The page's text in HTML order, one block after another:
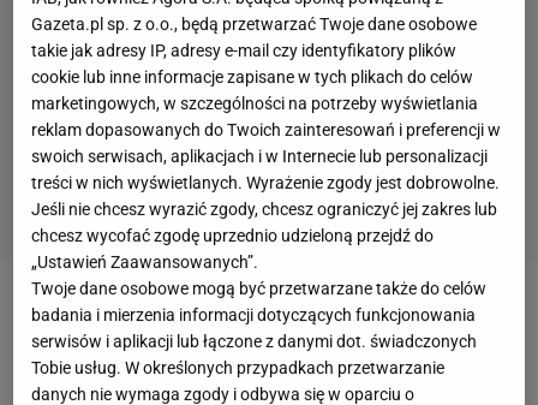
- Oto zespoły, których grę zamierzam śledzić na
mistrzostwach świata. Nie typuję zwycięzców,
przedstawiam wyłącznie te drużyny, które mam
Gazeta.pl sp. z o.o., będą przetwarzać Twoje dane osobowe
takie jak adresy IP, adresy e-mail czy identyfikatory plików
cookie lub inne informacje zapisane w tych plikach do celów
marketingowych, w szczególności na potrzeby wyświetlania
reklam dopasowanych do Twoich zainteresowań i preferencji w
swoich serwisach, aplikacjach i w Internecie lub personalizacji
treści w nich wyświetlanych. Wyrażenie zgody jest dobrowolne.
Jeśli nie chcesz wyrazić zgody, chcesz ograniczyć jej zakres lub
chcesz wycofać zgodę uprzednio udzieloną przejdź do
„Ustawień Zaawansowanych”.
Twoje dane osobowe mogą być przetwarzane także do celów
badania i mierzenia informacji dotyczących funkcjonowania
serwisów i aplikacji lub łączone z danymi dot. świadczonych
Tobie usług. W określonych przypadkach przetwarzanie
danych nie wymaga zgody i odbywa się w oparciu o